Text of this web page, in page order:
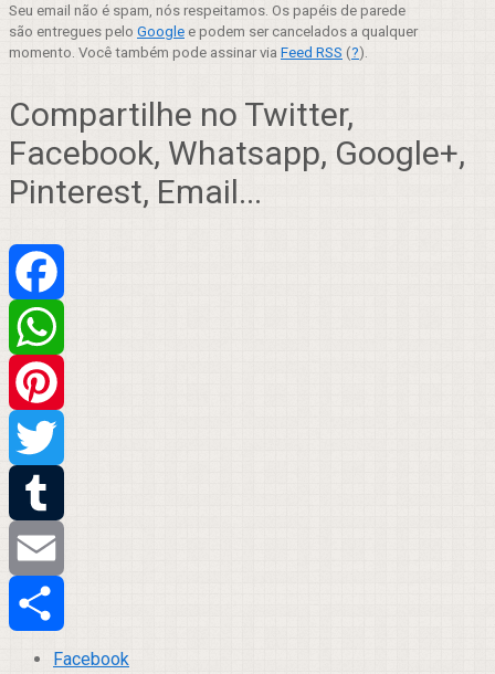
Seu email não é spam, nós respeitamos. Os papéis de parede
são entregues pelo Google e podem ser cancelados a qualquer
momento. Você também pode assinar via Feed RSS (?).
Compartilhe no Twitter,
Facebook, Whatsapp, Google+,
Pinterest, Email...
Facebook
WhatsApp
Pinterest
Twitter
Tumblr
Email
Compartilhar
Facebook